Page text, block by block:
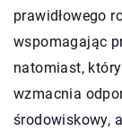
prawidłowego
wspomagając
natomiast,
wzmacnia
środowiskowy,